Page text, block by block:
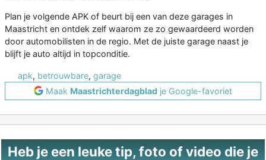
Plan je volgende APK of beurt bij een van deze garages in
Maastricht en ontdek zelf waarom ze zo gewaardeerd worden
door automobilisten in de regio. Met de juiste garage naast je
blijft je auto altijd in topconditie.
apk, betrouwbare, garage
Maak Maastrichterdagblad je Google-favoriet
Heb je een leuke tip, foto of video die je